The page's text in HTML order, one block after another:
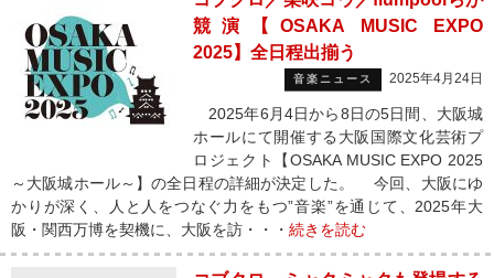
競演【OSAKA MUSIC EXPO
2025】全日程出揃う
音楽ニュース 2025年4月24日
2025年6月4日から8日の5日間、大阪城
ホールにて開催する大阪国際文化芸術プ
ロジェクト【OSAKA MUSIC EXPO 2025
～大阪城ホール～】の全日程の詳細が決定した。 今回、大阪にゆ
かりが深く、人と人をつなぐ力をもつ”音楽”を通じて、2025年大
阪・関西万博を契機に、大阪を訪・・・ 続きを読む